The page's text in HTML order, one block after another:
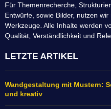
Für Themenrecherche,
Entwürfe, sowie Bilder, nutzen
Werkzeuge. Alle Inhalte werden
Qualität, Verständlichkeit und
LETZTE ARTIKEL
Wandgestaltung mit Mustern:
und kreativ